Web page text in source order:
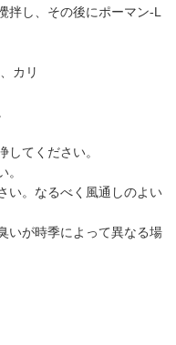
拌し、その後にポーマン-L
カリ
してください。
。
い。なるべく風通しのよい
いが時季によって異なる場